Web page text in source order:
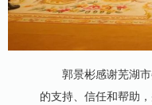
郭景彬感谢芜湖市
的支持、信任和帮助